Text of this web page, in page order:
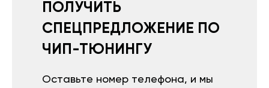
ПОЛУЧИТЬ
СПЕЦПРЕДЛОЖЕНИЕ ПО
ЧИП-ТЮНИНГУ
Оставьте номер телефона, и мы